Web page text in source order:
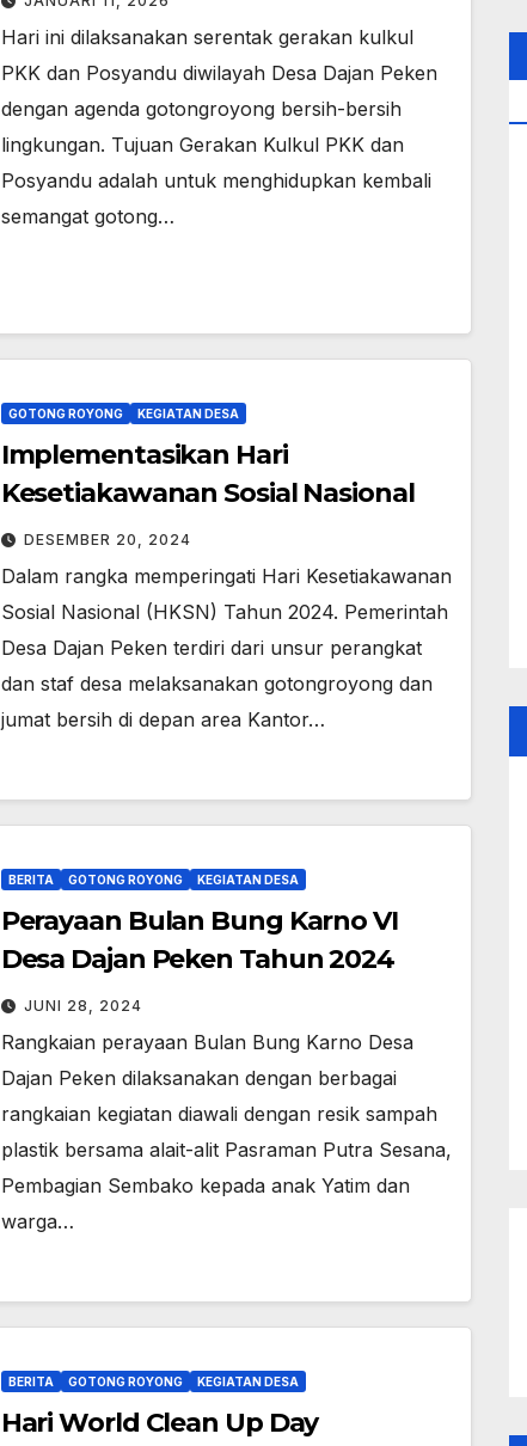
Hari ini dilaksanakan serentak gerakan kulkul
PKK dan Posyandu diwilayah Desa Dajan Peken
dengan agenda gotongroyong bersih-bersih
lingkungan. Tujuan Gerakan Kulkul PKK dan
Posyandu adalah untuk menghidupkan kembali
semangat gotong…
GOTONG ROYONG KEGIATAN DESA
Implementasikan Hari
Kesetiakawanan Sosial Nasional
DESEMBER 20, 2024
Dalam rangka memperingati Hari Kesetiakawanan
Sosial Nasional (HKSN) Tahun 2024. Pemerintah
Desa Dajan Peken terdiri dari unsur perangkat
dan staf desa melaksanakan gotongroyong dan
jumat bersih di depan area Kantor…
BERITA GOTONG ROYONG KEGIATAN DESA
Perayaan Bulan Bung Karno VI
Desa Dajan Peken Tahun 2024
JUNI 28, 2024
Rangkaian perayaan Bulan Bung Karno Desa
Dajan Peken dilaksanakan dengan berbagai
rangkaian kegiatan diawali dengan resik sampah
plastik bersama alait-alit Pasraman Putra Sesana,
Pembagian Sembako kepada anak Yatim dan
warga…
BERITA GOTONG ROYONG KEGIATAN DESA
Hari World Clean Up Day